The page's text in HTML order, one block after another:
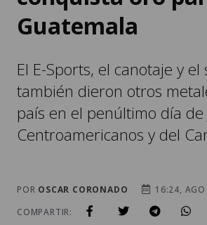
Guatemala
El E-Sports, el canotaje y el
también dieron otros
país en el penúltimo día de
Centroamericanos y del
POR OSCAR CORONADO
16:24,
COMPARTIR: